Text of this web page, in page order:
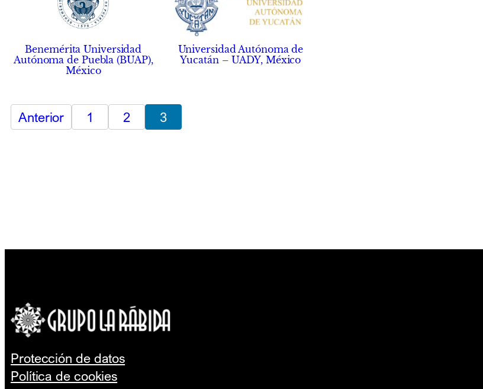
Benemérita Universidad
Autónoma de Puebla (BUAP),
México
Universidad Autónoma de
Yucatán – UADY, México
Anterior 1 2 3
Protección de datos
Política de cookies